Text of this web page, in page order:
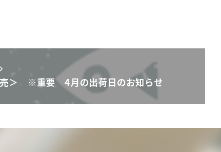
売＞ ※重要 4月の出荷日のお知らせ